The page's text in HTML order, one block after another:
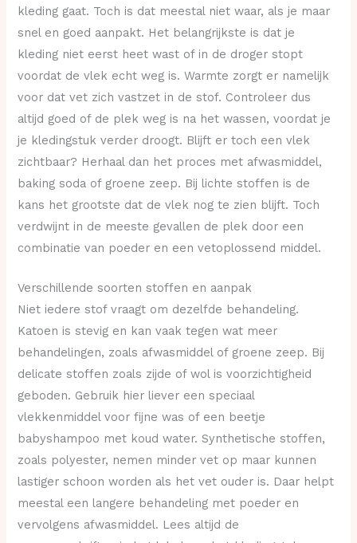
kleding gaat. Toch is dat meestal niet waar, als je maar
snel en goed aanpakt. Het belangrijkste is dat je
kleding niet eerst heet wast of in de droger stopt
voordat de vlek echt weg is. Warmte zorgt er namelijk
voor dat vet zich vastzet in de stof. Controleer dus
altijd goed of de plek weg is na het wassen, voordat je
je kledingstuk verder droogt. Blijft er toch een vlek
zichtbaar? Herhaal dan het proces met afwasmiddel,
baking soda of groene zeep. Bij lichte stoffen is de
kans het grootste dat de vlek nog te zien blijft. Toch
verdwijnt in de meeste gevallen de plek door een
combinatie van poeder en een vetoplossend middel.
Verschillende soorten stoffen en aanpak
Niet iedere stof vraagt om dezelfde behandeling.
Katoen is stevig en kan vaak tegen wat meer
behandelingen, zoals afwasmiddel of groene zeep. Bij
delicate stoffen zoals zijde of wol is voorzichtigheid
geboden. Gebruik hier liever een speciaal
vlekkenmiddel voor fijne was of een beetje
babyshampoo met koud water. Synthetische stoffen,
zoals polyester, nemen minder vet op maar kunnen
lastiger schoon worden als het vet ouder is. Daar helpt
meestal een langere behandeling met poeder en
vervolgens afwasmiddel. Lees altijd de